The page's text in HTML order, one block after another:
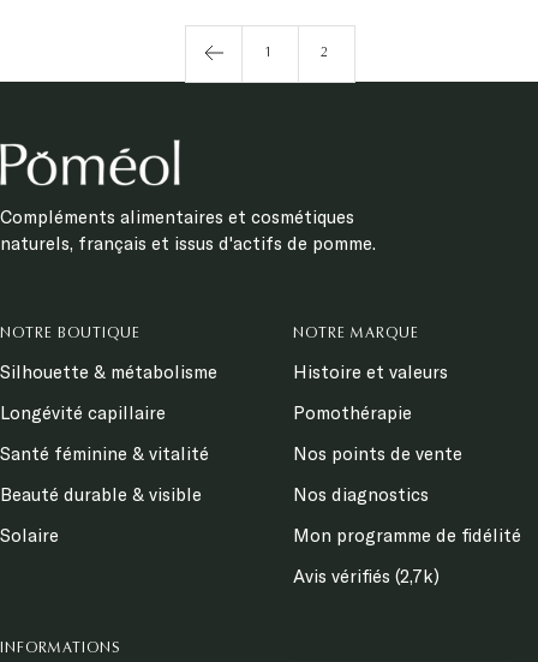
1 2
Compléments alimentaires et cosmétiques
naturels, français et issus d'actifs de pomme.
NOTRE BOUTIQUE
Silhouette & métabolisme
Longévité capillaire
Santé féminine & vitalité
Beauté durable & visible
Solaire
NOTRE MARQUE
Histoire et valeurs
Pomothérapie
Nos points de vente
Nos diagnostics
Mon programme de fidélité
Avis vérifiés (2,7k)
INFORMATIONS